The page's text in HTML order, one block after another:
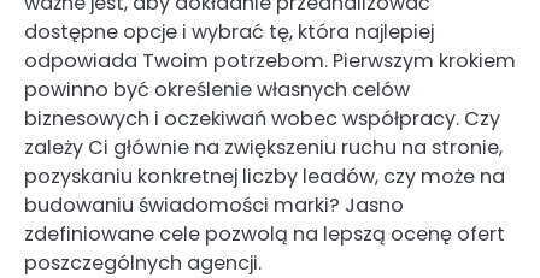
dostępne opcje i wybrać tę, która najlepiej
odpowiada Twoim potrzebom. Pierwszym krokiem
powinno być określenie własnych celów
biznesowych i oczekiwań wobec współpracy. Czy
zależy Ci głównie na zwiększeniu ruchu na stronie,
pozyskaniu konkretnej liczby leadów, czy może na
budowaniu świadomości marki? Jasno
zdefiniowane cele pozwolą na lepszą ocenę ofert
poszczególnych agencji.